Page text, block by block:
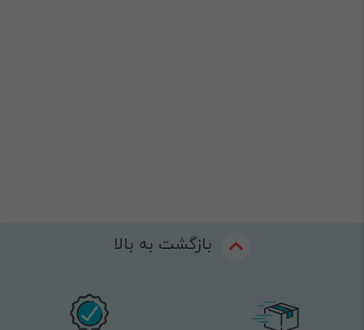
بازگشت به بالا